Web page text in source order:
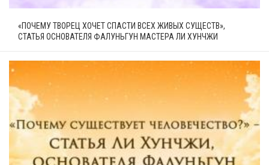
«ПОЧЕМУ ТВОРЕЦ ХОЧЕТ СПАСТИ ВСЕХ ЖИВЫХ СУЩЕСТВ»,
СТАТЬЯ ОСНОВАТЕЛЯ ФАЛУНЬГУН МАСТЕРА ЛИ ХУНЧЖИ